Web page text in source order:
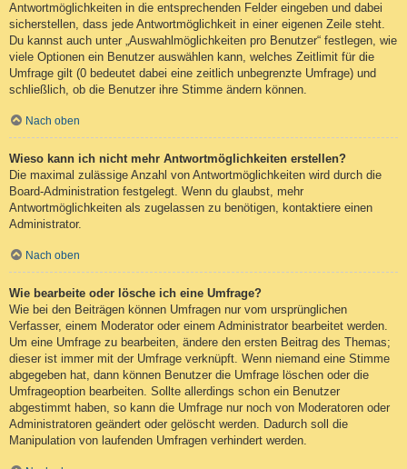
Antwortmöglichkeiten in die entsprechenden Felder eingeben und dabei
sicherstellen, dass jede Antwortmöglichkeit in einer eigenen Zeile steht.
Du kannst auch unter „Auswahlmöglichkeiten pro Benutzer“ festlegen, wie
viele Optionen ein Benutzer auswählen kann, welches Zeitlimit für die
Umfrage gilt (0 bedeutet dabei eine zeitlich unbegrenzte Umfrage) und
schließlich, ob die Benutzer ihre Stimme ändern können.
Nach oben
Wieso kann ich nicht mehr Antwortmöglichkeiten erstellen?
Die maximal zulässige Anzahl von Antwortmöglichkeiten wird durch die
Board-Administration festgelegt. Wenn du glaubst, mehr
Antwortmöglichkeiten als zugelassen zu benötigen, kontaktiere einen
Administrator.
Nach oben
Wie bearbeite oder lösche ich eine Umfrage?
Wie bei den Beiträgen können Umfragen nur vom ursprünglichen
Verfasser, einem Moderator oder einem Administrator bearbeitet werden.
Um eine Umfrage zu bearbeiten, ändere den ersten Beitrag des Themas;
dieser ist immer mit der Umfrage verknüpft. Wenn niemand eine Stimme
abgegeben hat, dann können Benutzer die Umfrage löschen oder die
Umfrageoption bearbeiten. Sollte allerdings schon ein Benutzer
abgestimmt haben, so kann die Umfrage nur noch von Moderatoren oder
Administratoren geändert oder gelöscht werden. Dadurch soll die
Manipulation von laufenden Umfragen verhindert werden.